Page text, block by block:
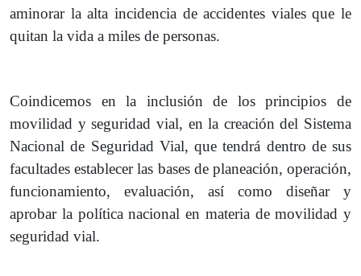
aminorar la alta incidencia de accidentes viales que le
quitan la vida a miles de personas.
Coindicemos en la inclusión de los principios de
movilidad y seguridad vial, en la creación del Sistema
Nacional de Seguridad Vial, que tendrá dentro de sus
facultades establecer las bases de planeación, operación,
funcionamiento, evaluación, así como diseñar y
aprobar la política nacional en materia de movilidad y
seguridad vial.